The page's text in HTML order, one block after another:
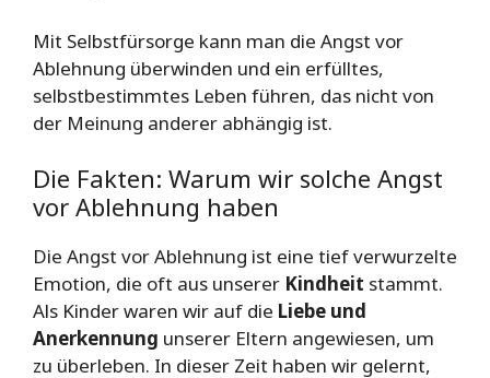
Mit Selbstfürsorge kann man die Angst vor
Ablehnung überwinden und ein erfülltes,
selbstbestimmtes Leben führen, das nicht von
der Meinung anderer abhängig ist.
Die Fakten: Warum wir solche Angst
vor Ablehnung haben
Die Angst vor Ablehnung ist eine tief verwurzelte
Emotion, die oft aus unserer Kindheit stammt.
Als Kinder waren wir auf die Liebe und
Anerkennung unserer Eltern angewiesen, um
zu überleben. In dieser Zeit haben wir gelernt,